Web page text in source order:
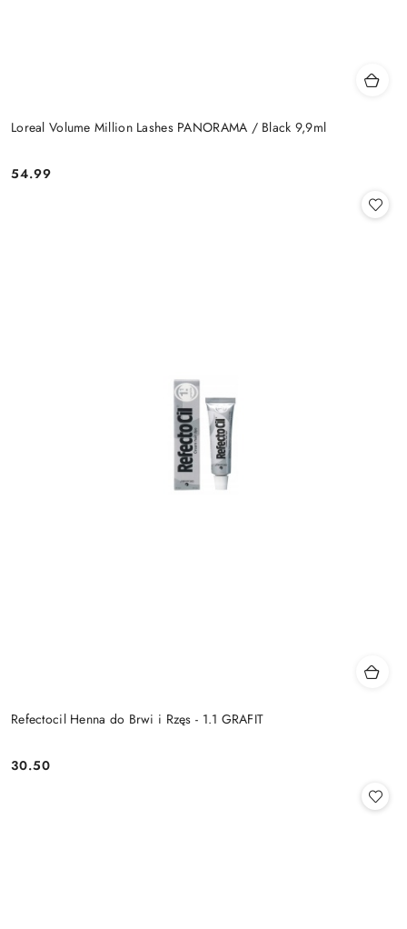
Loreal Volume Million Lashes PANORAMA / Black 9,9ml
Cena:
54.99
Refectocil Henna do Brwi i Rzęs - 1.1 GRAFIT
Cena:
30.50